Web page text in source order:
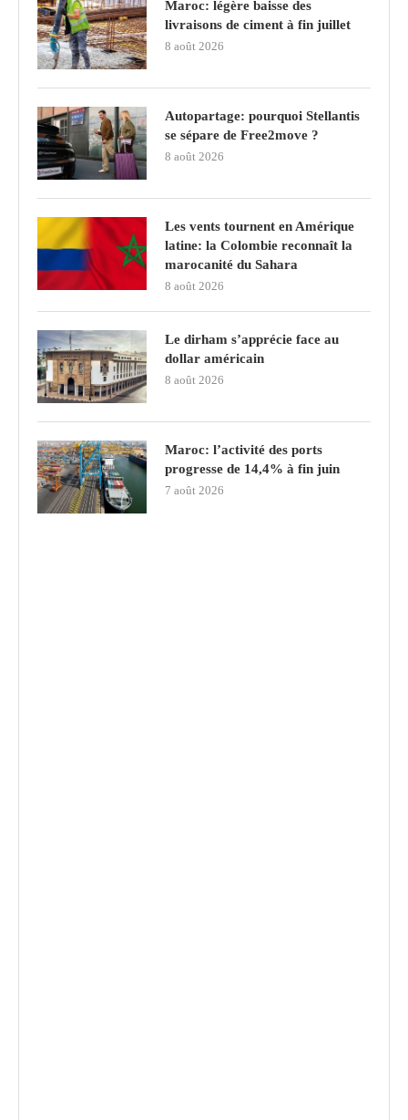
Maroc: légère baisse des
livraisons de ciment à fin juillet
8 août 2026
Autopartage: pourquoi Stellantis
se sépare de Free2move ?
8 août 2026
Les vents tournent en Amérique
latine: la Colombie reconnaît la
marocanité du Sahara
8 août 2026
Le dirham s’apprécie face au
dollar américain
8 août 2026
Maroc: l’activité des ports
progresse de 14,4% à fin juin
7 août 2026